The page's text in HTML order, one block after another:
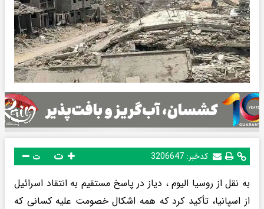
کدخبر: 3206647 ت
به نقل از روسیا الیوم ، دیاز در پاسخ مستقیم به انتقاد اسرائیل
از اسپانیا، تأکید کرد که همه اشکال خصومت علیه کسانی که